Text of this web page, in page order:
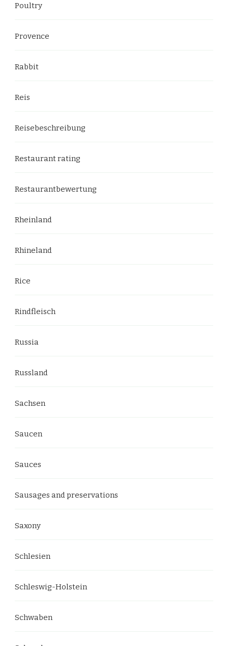
Poultry
Provence
Rabbit
Reis
Reisebeschreibung
Restaurant rating
Restaurantbewertung
Rheinland
Rhineland
Rice
Rindfleisch
Russia
Russland
Sachsen
Saucen
Sauces
Sausages and preservations
Saxony
Schlesien
Schleswig-Holstein
Schwaben